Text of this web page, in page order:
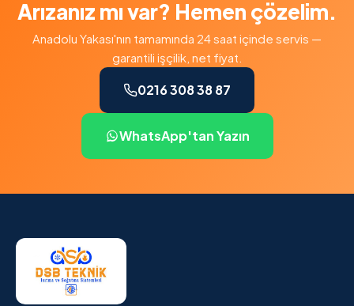
Arızanız mı var? Hemen çözelim.
Anadolu Yakası'nın tamamında 24 saat içinde servis —
garantili işçilik, net fiyat.
0216 308 38 87
WhatsApp'tan Yazın